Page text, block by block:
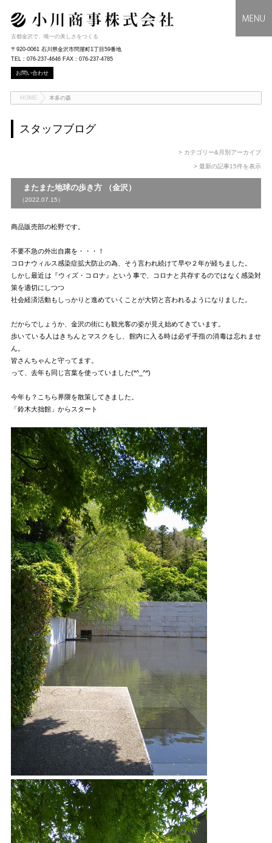
古都金沢で、唯一の美しさをつくる
〒920-0061 石川県金沢市問屋町1丁目59番地
TEL : 076-237-4646 FAX : 076-237-4785
お問い合わせ
HOME 本多の森
スタッフブログ
> カテゴリー&月別アーカイブ
> 最新の記事15件を表示
またまた地球の歩き方 （金沢）
（2022.07.15）
商品販売部の松野です。
不要不急の外出自粛を・・・！
コロナウィルス感染症拡大防止の為、そう言われ続けて早や２年が経ちました。
しかし最近は『ウィズ・コロナ』という事で、コロナと共存するのではなく感染対
策を適切にしつつ
社会経済活動もしっかりと進めていくことが大切と言われるようになりました。
だからでしょうか、金沢の街にも観光客の姿が見え始めてきています。
歩いている人はきちんとマスクをし、館内に入る時は必ず手指の消毒は忘れませ
ん。
皆さんちゃんと守ってます。
って、去年も同じ言葉を使っていました(*^_^*)
今年も？こちら界隈を散策してきました。
「鈴木大拙館」からスタート